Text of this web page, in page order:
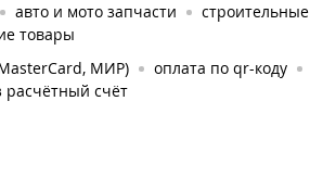
авто и мото запчасти
строительные
товары
МИР)
оплата по qr-коду
расчётный счёт